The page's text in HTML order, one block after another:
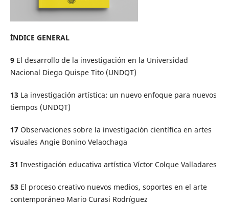
ÍNDICE GENERAL
9El desarrollo de la investigación en la Universidad
Nacional Diego Quispe Tito (UNDQT)
13 La investigación artística: un nuevo enfoque para nuevos
tiempos (UNDQT)
17Observaciones sobre la investigación científica en artes
visuales Angie Bonino Velaochaga
31 Investigación educativa artística Víctor Colque Valladares
53 El proceso creativo nuevos medios, soportes en el arte
contemporáneo Mario Curasi Rodríguez